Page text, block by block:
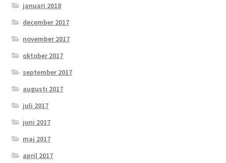
januari 2018
december 2017
november 2017
oktober 2017
september 2017
augusti 2017
juli 2017
juni 2017
maj 2017
april 2017